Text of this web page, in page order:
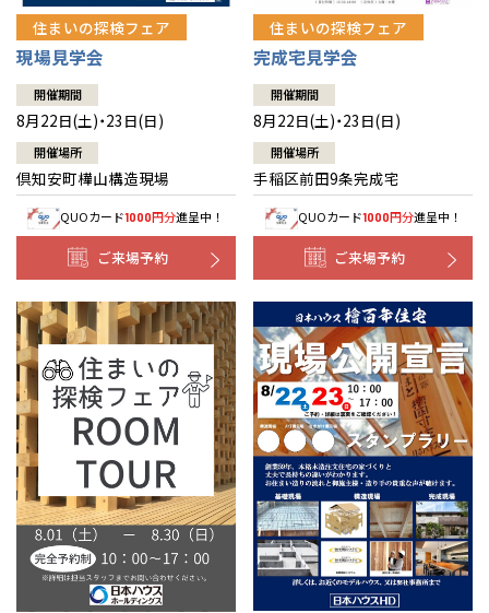
住まいの探検フェア
現場見学会
開催期間
8月22日(土)・23日(日)
開催場所
倶知安町樺山構造現場
QUOカード1000円分進呈中！
ご来場予約
住まいの探検フェア
完成宅見学会
開催期間
8月22日(土)・23日(日)
開催場所
手稲区前田9条完成宅
QUOカード1000円分進呈中！
ご来場予約
道北
道南
道東
秋田
岩手
山形
宮城
福島
新潟
山梨
長野
富山
石川
福井
関東
東京
神奈川
埼玉
千葉
茨城
栃木
群馬
東海
愛知
岐阜
静岡
三重
近畿
大阪
京都
兵庫
奈良
滋賀
和歌山
中国・四国
岡山
香川
愛媛
鳥取
島根
広島
山口
九州
福岡
佐賀
熊本
大分
宮崎
鹿児島
分譲マンション
※現住所のある都道府県以外の建築予定地の方でも現住所の有るお近
くの展示場又は店舗にお問合せください。移住の計画の方もご相談対
応します。お気軽にご相談ください。
小樽
道北
道南
道東
釧路
秋田県
秋田
岩手県
山形県
宮城県
仙台
福島県
会津
新潟県
長岡
山梨県
長野県
富山県
富山
石川県
福井県
福井
関東
東京都
神奈川県
相模
埼玉県
埼玉
千葉県
千葉
柏
茨城県
水戸
栃木県
宇都宮
小山
群馬県
群馬
伊勢崎
東海
愛知県
岐阜県
岐阜
静岡県
三重県
四日市
近畿
大阪府
大阪
京都府
京都
兵庫県
姫路
奈良県
奈良
中国・四国
岡山県
岡山
愛媛県
松山
九州
福岡県
福岡
佐賀県
佐賀
熊本県
熊本
大分県
大分
宮崎県
宮崎
鹿児島県
鹿児島